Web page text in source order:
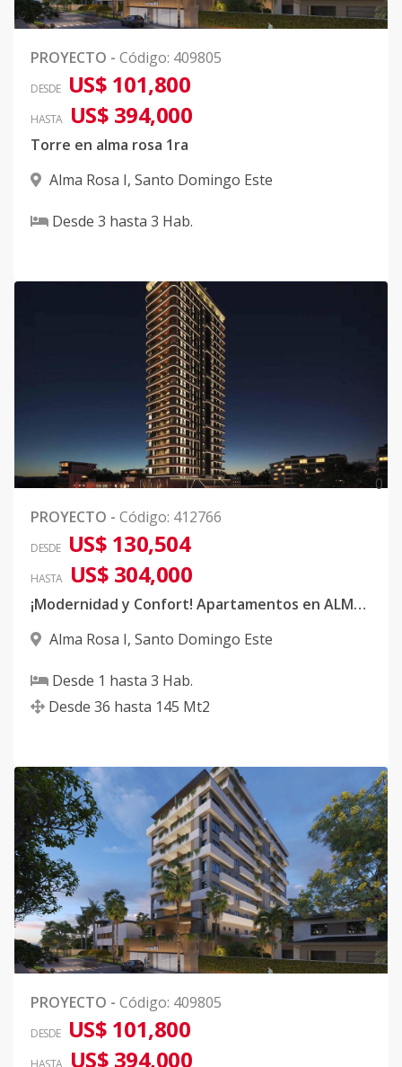
PROYECTO - Código: 409805
DESDE US$ 101,800
HASTA US$ 394,000
Torre en alma rosa 1ra
Alma Rosa I, Santo Domingo Este
Desde 3 hasta 3 Hab.
0
PROYECTO - Código: 412766
DESDE US$ 130,504
HASTA US$ 304,000
¡Modernidad y Confort! Apartamentos en ALMA ROSA 1
Alma Rosa I, Santo Domingo Este
Desde 1 hasta 3 Hab.
Desde 36 hasta 145 Mt2
PROYECTO - Código: 409805
DESDE US$ 101,800
US$ 394,000